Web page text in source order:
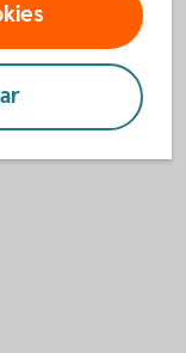
som
Island och
blir också möjligt